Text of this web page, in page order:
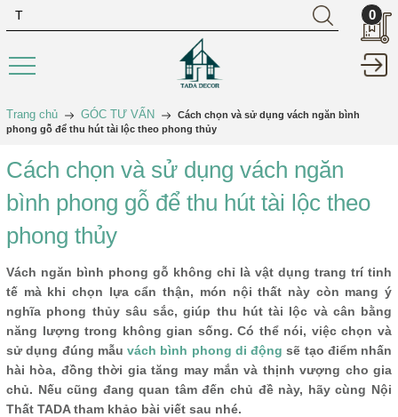
0
Trang chủ GÓC TƯ VẤN
Cách chọn và sử dụng vách ngăn bình
phong gỗ để thu hút tài lộc theo phong thủy
Cách chọn và sử dụng vách ngăn
bình phong gỗ để thu hút tài lộc theo
phong thủy
Vách ngăn bình phong gỗ không chỉ là vật dụng trang trí tinh
tế mà khi chọn lựa cẩn thận, món nội thất này còn mang ý
nghĩa phong thủy sâu sắc, giúp thu hút tài lộc và cân bằng
năng lượng trong không gian sống. Có thể nói, việc chọn và
sử dụng đúng mẫu vách bình phong di động sẽ tạo điểm nhấn
hài hòa, đồng thời gia tăng may mắn và thịnh vượng cho gia
chủ. Nếu cũng đang quan tâm đến chủ đề này, hãy cùng Nội
Thất TADA tham khảo bài viết sau nhé.